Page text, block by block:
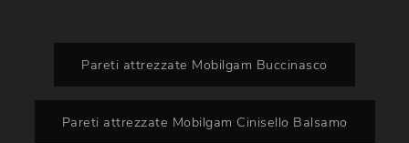
Pareti attrezzate Mobilgam Buccinasco
Pareti attrezzate Mobilgam Cinisello Balsamo